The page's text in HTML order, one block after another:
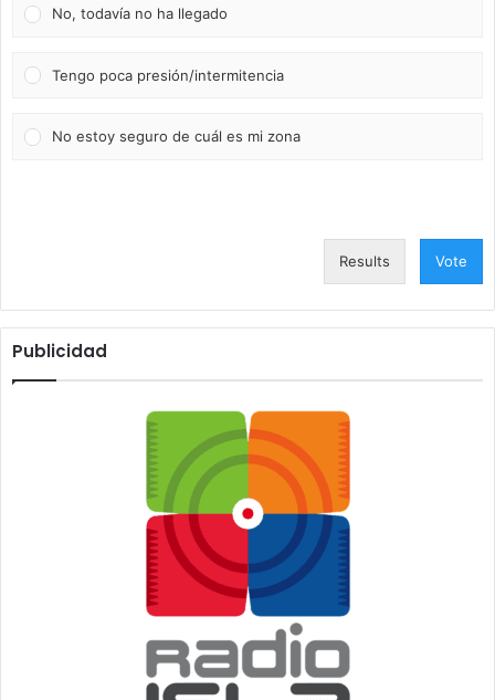
No, todavía no ha llegado
Tengo poca presión/intermitencia
No estoy seguro de cuál es mi zona
Results Vote
Publicidad